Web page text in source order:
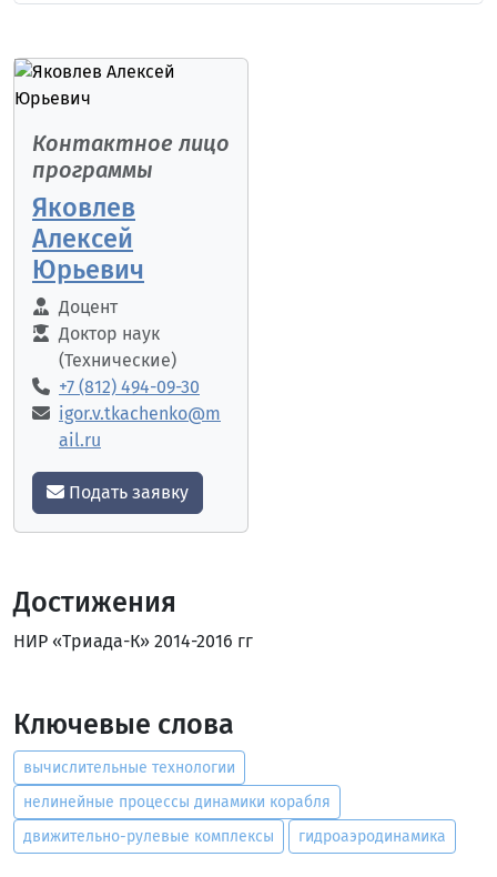
Контактное лицо
программы
Яковлев
Алексей
Юрьевич
Доцент
Доктор наук
(Технические)
+7 (812) 494-09-30
igor.v.tkachenko@m
ail.ru
Подать заявку
Достижения
НИР «Триада-К» 2014-2016 гг
Ключевые слова
вычислительные технологии
нелинейные процессы динамики корабля
движительно-рулевые комплексы
гидроаэродинамика